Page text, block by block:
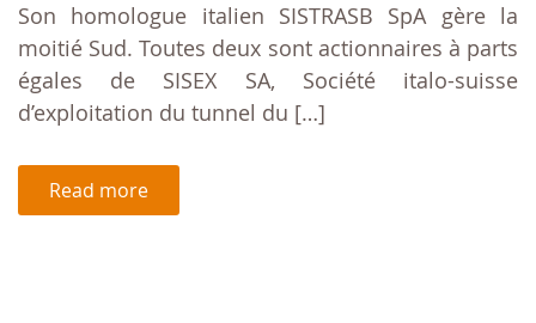
Son homologue italien SISTRASB SpA gère la
moitié Sud. Toutes deux sont actionnaires à parts
égales de SISEX SA, Société italo-suisse
d’exploitation du tunnel du […]
Read more